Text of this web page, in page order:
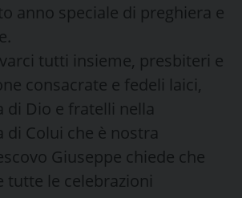
anno speciale di preghiera e
tutti insieme, presbiteri e
consacrate e fedeli laici,
di Dio e fratelli nella
di Colui che è nostra
Giuseppe chiede che
tutte le celebrazioni